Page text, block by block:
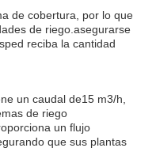
de cobertura, por lo que
de riego.asegurarse
reciba la cantidad
un caudal de15 m3/h
de riego
un flujo
que sus plantas